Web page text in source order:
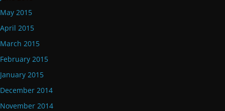
May 2015
April 2015
March 2015
February 2015
January 2015
December 2014
November 2014